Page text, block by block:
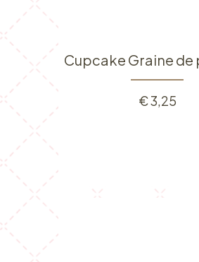
€3,25